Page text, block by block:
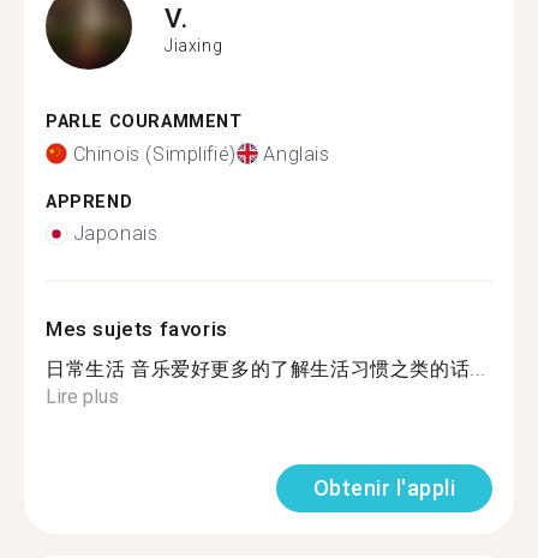
V.
Jiaxing
PARLE COURAMMENT
Chinois (Simplifié) Anglais
APPREND
Japonais
Mes sujets favoris
日常生活 音乐爱好更多的了解生活习惯之类的话...
Lire plus
Obtenir l'appli